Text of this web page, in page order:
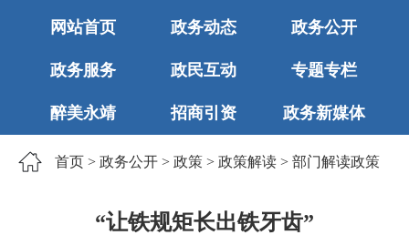
网站首页 政务动态 政务公开
政务服务 政民互动 专题专栏
醉美永靖 招商引资 政务新媒体
首页 > 政务公开 > 政策 > 政策解读 > 部门解读政策
“让铁规矩长出铁牙齿”